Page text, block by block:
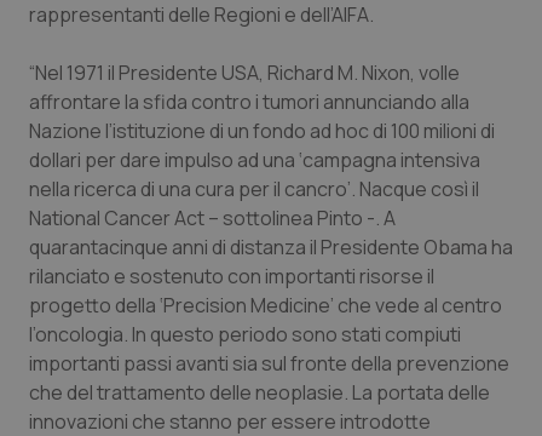
Puglia
Sardegna
Sicilia
Toscana
Umbria
Valle D’Aosta
Veneto
Malattie rare
Malattia di Crohn & Rettocolite Ulcerosa
Neuroscienze & patologie neurodegenerative
Obesità
Oftalmologia
Oncodermatologia
Oncoematologia
rappresentanti delle Regioni e dell’AIFA.
“Nel 1971 il Presidente USA, Richard M. Nixon, volle
affrontare la sfida contro i tumori annunciando alla
Nazione l’istituzione di un fondo ad hoc di 100 milioni di
dollari per dare impulso ad una ‘campagna intensiva
nella ricerca di una cura per il cancro’. Nacque così il
National Cancer Act – sottolinea Pinto -. A
quarantacinque anni di distanza il Presidente Obama ha
rilanciato e sostenuto con importanti risorse il
progetto della ‘Precision Medicine’ che vede al centro
l’oncologia. In questo periodo sono stati compiuti
importanti passi avanti sia sul fronte della prevenzione
che del trattamento delle neoplasie. La portata delle
innovazioni che stanno per essere introdotte